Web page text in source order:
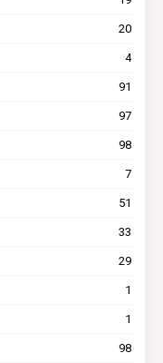
20
4
91
97
98
7
51
33
29
1
1
98